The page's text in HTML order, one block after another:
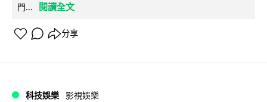
門...
閱讀全文
分享
科技娛樂 影視娛樂